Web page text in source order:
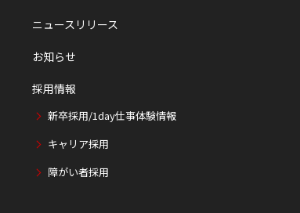
ニュースリリース
お知らせ
採用情報
新卒採用/1day仕事体験情報
キャリア採用
障がい者採用